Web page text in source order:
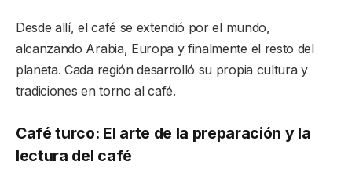
Desde allí, el café se extendió por el mundo,
alcanzando Arabia, Europa y finalmente el resto del
planeta. Cada región desarrolló su propia cultura y
tradiciones en torno al café.
Café turco: El arte de la preparación y la
lectura del café